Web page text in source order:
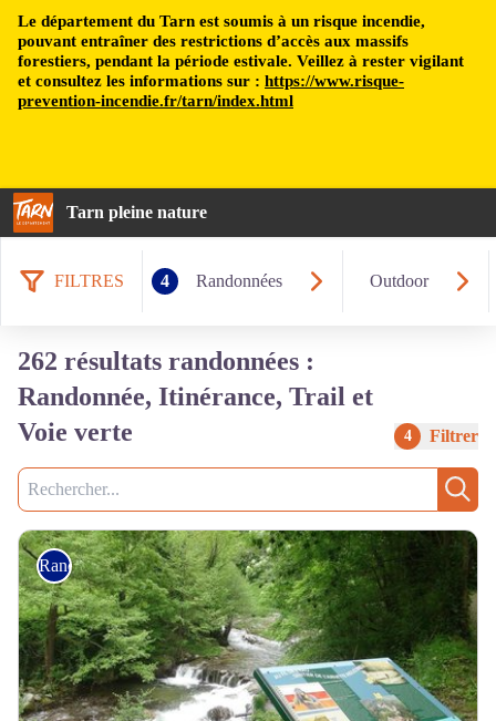
Le département du Tarn est soumis à un risque incendie,
pouvant entraîner des restrictions d’accès aux massifs
forestiers, pendant la période estivale. Veillez à rester vigilant
et consultez les informations sur : https://www.risque-
prevention-incendie.fr/tarn/index.html
Tarn pleine nature
FILTRES 4 Randonnées Outdoor
262 résultats randonnées :
Randonnée, Itinérance, Trail et
Voie verte
4 Filtrer
Recherche
Randonnée